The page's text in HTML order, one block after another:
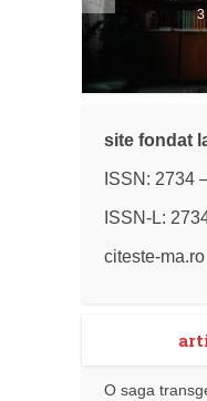
3
site fondat
ISSN: 2734
ISSN-L:
citeste-ma.ro
O saga